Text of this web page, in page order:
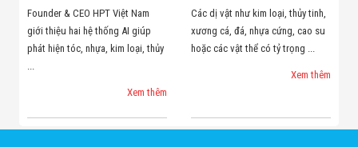
Founder & CEO HPT Việt Nam
giới thiệu hai hệ thống AI giúp
phát hiện tóc, nhựa, kim loại, thủy
Xem thêm
Các dị vật như kim loại, thủy tinh,
xương cá, đá, nhựa cứng, cao su
hoặc các vật thể có tỷ trọng ...
Xem thêm